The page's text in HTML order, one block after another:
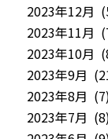
2023年12月
2023年11月
2023年10月
2023年9月
2023年8月
2023年7月